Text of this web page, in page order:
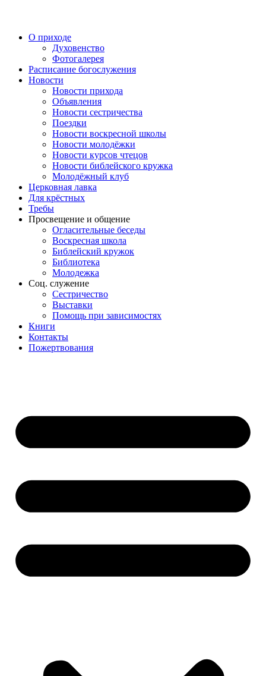
О приходе
Духовенство
Фотогалерея
Расписание богослужения
Новости
Новости прихода
Объявления
Новости сестричества
Поездки
Новости воскресной школы
Новости молодёжки
Новости курсов чтецов
Новости библейского кружка
Молодёжный клуб
Церковная лавка
Для крёстных
Требы
Просвещение и общение
Огласительные беседы
Воскресная школа
Библейский кружок
Библиотека
Молодежка
Соц. служение
Сестричество
Выставки
Помощь при зависимостях
Книги
Контакты
Пожертвования